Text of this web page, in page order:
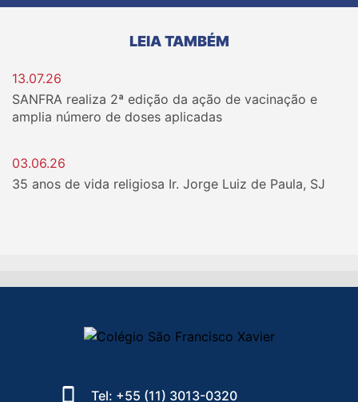
LEIA TAMBÉM
13.07.26
SANFRA realiza 2ª edição da ação de vacinação e
amplia número de doses aplicadas
03.06.26
35 anos de vida religiosa Ir. Jorge Luiz de Paula, SJ
Tel: +55 (11) 3013-0320